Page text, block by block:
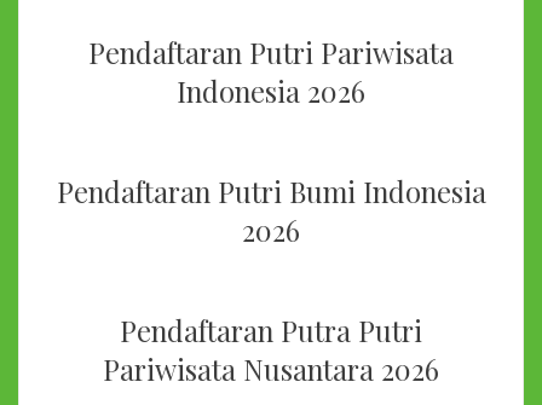
Pendaftaran Putri Pariwisata
Indonesia 2026
Pendaftaran Putri Bumi Indonesia
2026
Pendaftaran Putra Putri
Pariwisata Nusantara 2026